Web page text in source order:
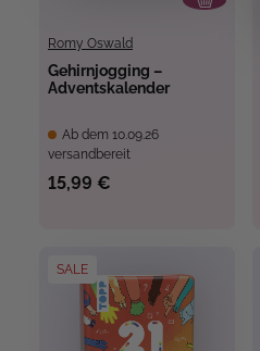
Romy Oswald
Gehirnjogging –
Adventskalender
Ab dem 10.09.26
versandbereit
15,99 €
SALE